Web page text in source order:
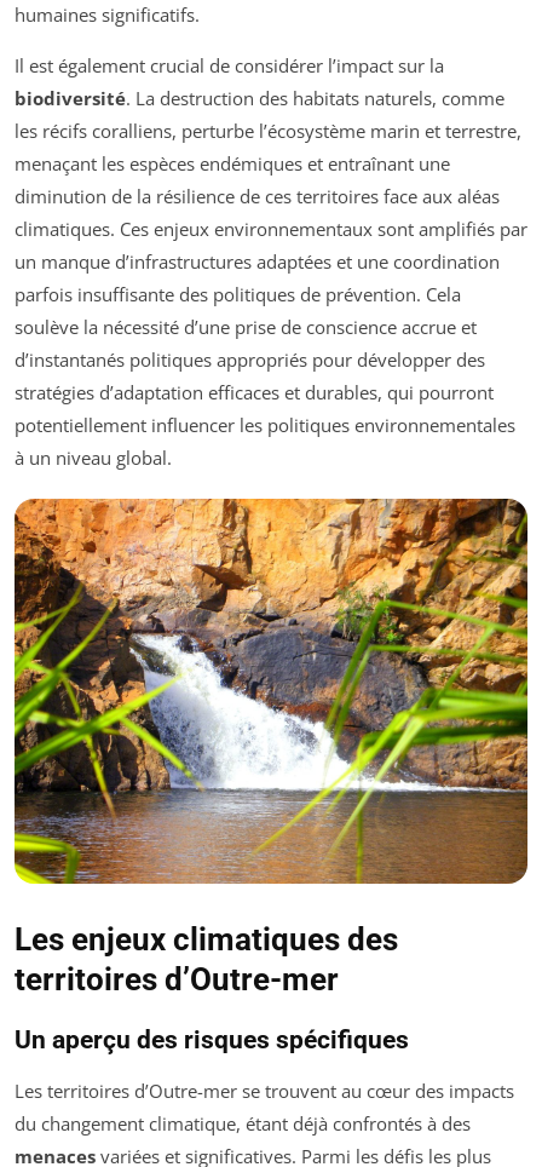
humaines significatifs.
Il est également crucial de considérer l’impact sur la
biodiversité. La destruction des habitats naturels, comme
les récifs coralliens, perturbe l’écosystème marin et terrestre,
menaçant les espèces endémiques et entraînant une
diminution de la résilience de ces territoires face aux aléas
climatiques. Ces enjeux environnementaux sont amplifiés par
un manque d’infrastructures adaptées et une coordination
parfois insuffisante des politiques de prévention. Cela
soulève la nécessité d’une prise de conscience accrue et
d’instantanés politiques appropriés pour développer des
stratégies d’adaptation efficaces et durables, qui pourront
potentiellement influencer les politiques environnementales
à un niveau global.
Les enjeux climatiques des
territoires d’Outre-mer
Un aperçu des risques spécifiques
Les territoires d’Outre-mer se trouvent au cœur des impacts
du changement climatique, étant déjà confrontés à des
menaces variées et significatives. Parmi les défis les plus